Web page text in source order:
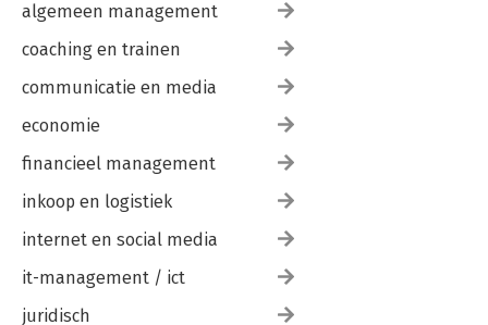
algemeen management
coaching en trainen
communicatie en media
economie
financieel management
inkoop en logistiek
internet en social media
it-management / ict
juridisch